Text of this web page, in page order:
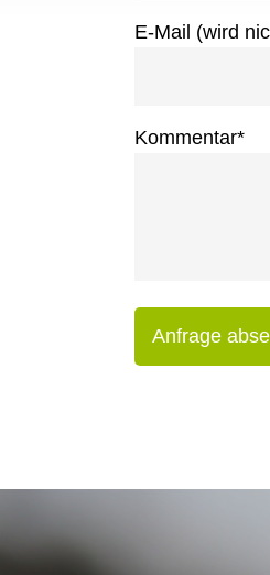
E-Mail (wird
Kommentar*
Anfrage